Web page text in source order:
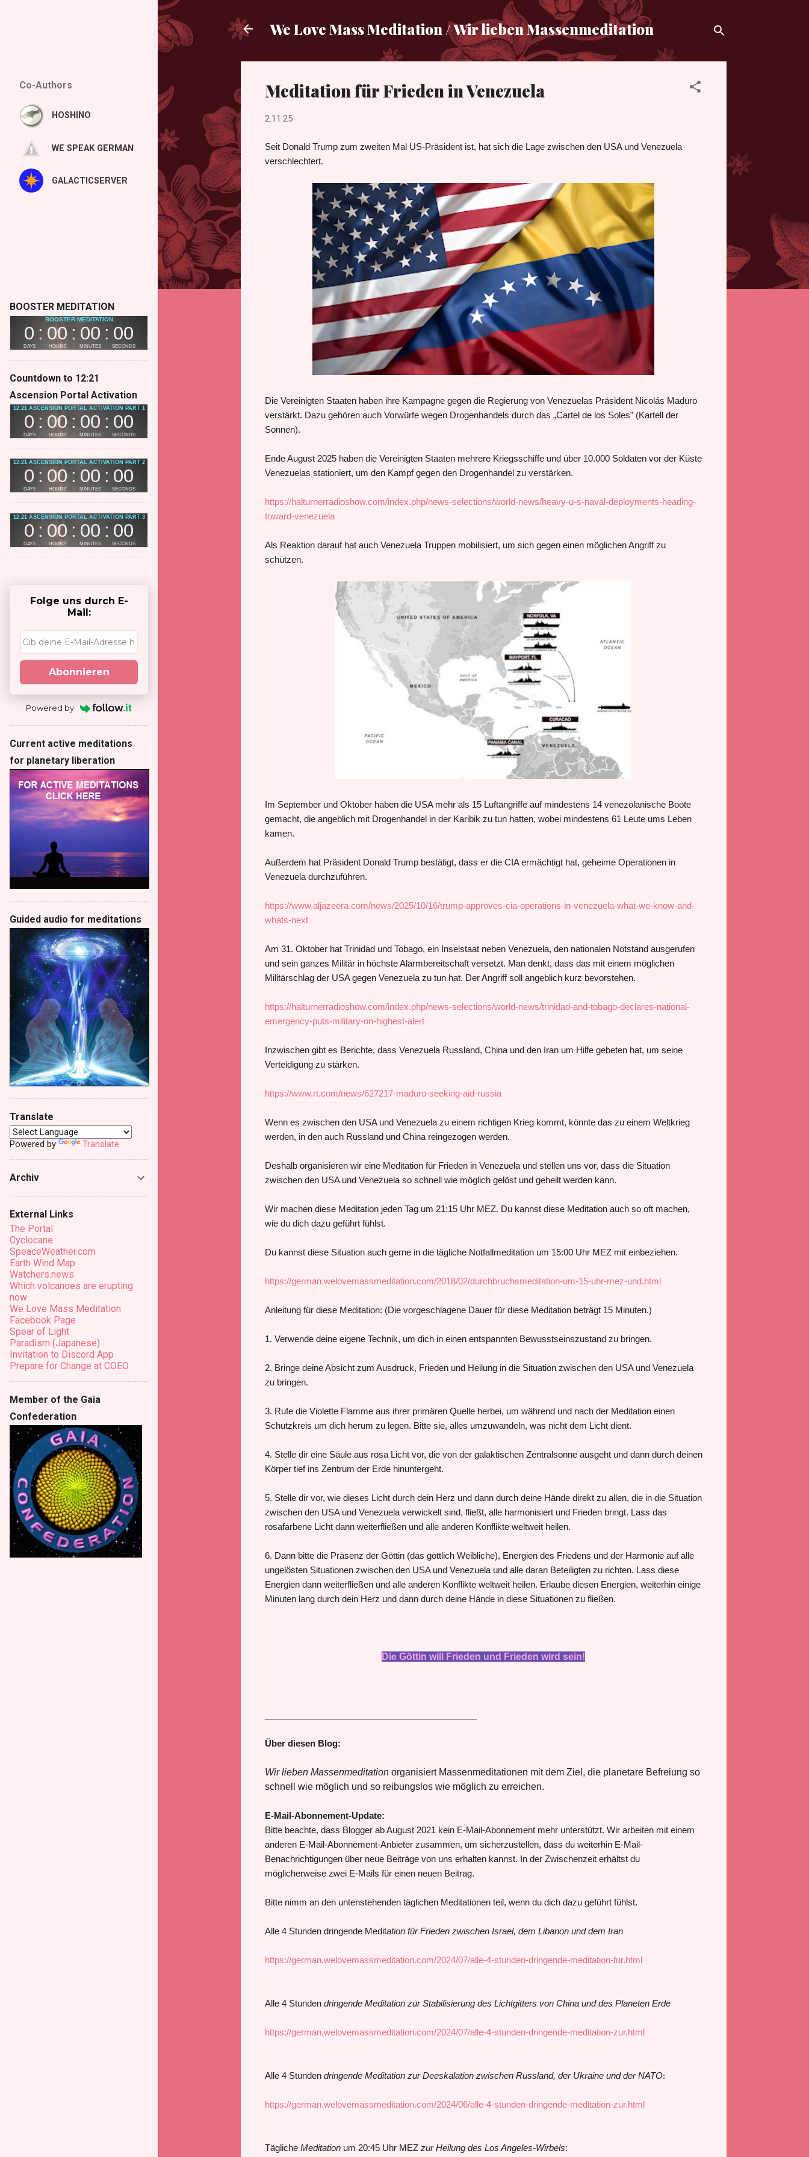
We Love Mass Meditation / Wir lieben Massenmeditation
Meditation für Frieden in Venezuela
2.11.25
Seit Donald Trump zum zweiten Mal US-Präsident ist, hat sich die Lage zwischen den USA und Venezuela
verschlechtert.
Die Vereinigten Staaten haben ihre Kampagne gegen die Regierung von Venezuelas Präsident Nicolás Maduro
verstärkt. Dazu gehören auch Vorwürfe wegen Drogenhandels durch das „Cartel de los Soles” (Kartell der
Sonnen).
Ende August 2025 haben die Vereinigten Staaten mehrere Kriegsschiffe und über 10.000 Soldaten vor der Küste
Venezuelas stationiert, um den Kampf gegen den Drogenhandel zu verstärken.
https://halturnerradioshow.com/index.php/news-selections/world-news/heavy-u-s-naval-deployments-heading-
toward-venezuela
Als Reaktion darauf hat auch Venezuela Truppen mobilisiert, um sich gegen einen möglichen Angriff zu
schützen.
Im September und Oktober haben die USA mehr als 15 Luftangriffe auf mindestens 14 venezolanische Boote
gemacht, die angeblich mit Drogenhandel in der Karibik zu tun hatten, wobei mindestens 61 Leute ums Leben
kamen.
Außerdem hat Präsident Donald Trump bestätigt, dass er die CIA ermächtigt hat, geheime Operationen in
Venezuela durchzuführen.
https://www.aljazeera.com/news/2025/10/16/trump-approves-cia-operations-in-venezuela-what-we-know-and-
whats-next
Am 31. Oktober hat Trinidad und Tobago, ein Inselstaat neben Venezuela, den nationalen Notstand ausgerufen
und sein ganzes Militär in höchste Alarmbereitschaft versetzt. Man denkt, dass das mit einem möglichen
Militärschlag der USA gegen Venezuela zu tun hat. Der Angriff soll angeblich kurz bevorstehen.
https://halturnerradioshow.com/index.php/news-selections/world-news/trinidad-and-tobago-declares-national-
emergency-puts-military-on-highest-alert
Inzwischen gibt es Berichte, dass Venezuela Russland, China und den Iran um Hilfe gebeten hat, um seine
Verteidigung zu stärken.
https://www.rt.com/news/627217-maduro-seeking-aid-russia
Wenn es zwischen den USA und Venezuela zu einem richtigen Krieg kommt, könnte das zu einem Weltkrieg
werden, in den auch Russland und China reingezogen werden.
Deshalb organisieren wir eine Meditation für Frieden in Venezuela und stellen uns vor, dass die Situation
zwischen den USA und Venezuela so schnell wie möglich gelöst und geheilt werden kann.
Wir machen diese Meditation jeden Tag um 21:15 Uhr MEZ. Du kannst diese Meditation auch so oft machen,
wie du dich dazu geführt fühlst.
Du kannst diese Situation auch gerne in die tägliche Notfallmeditation um 15:00 Uhr MEZ mit einbeziehen.
https://german.welovemassmeditation.com/2018/02/durchbruchsmeditation-um-15-uhr-mez-und.html
Anleitung für diese Meditation: (Die vorgeschlagene Dauer für diese Meditation beträgt 15 Minuten.)
1. Verwende deine eigene Technik, um dich in einen entspannten Bewusstseinszustand zu bringen.
2. Bringe deine Absicht zum Ausdruck, Frieden und Heilung in die Situation zwischen den USA und Venezuela
zu bringen.
3. Rufe die Violette Flamme aus ihrer primären Quelle herbei, um während und nach der Meditation einen
Schutzkreis um dich herum zu legen. Bitte sie, alles umzuwandeln, was nicht dem Licht dient.
4. Stelle dir eine Säule aus rosa Licht vor, die von der galaktischen Zentralsonne ausgeht und dann durch deinen
Körper tief ins Zentrum der Erde hinuntergeht.
5. Stelle dir vor, wie dieses Licht durch dein Herz und dann durch deine Hände direkt zu allen, die in die Situation
zwischen den USA und Venezuelaverwickelt sind, fließt, alle harmonisiert und Frieden bringt. Lass das
rosafarbene Licht dann weiterfließen und alle anderen Konflikte weltweit heilen.
6. Dann bitte die Präsenz der Göttin (das göttlich Weibliche), Energien des Friedens und der Harmonie auf alle
ungelösten Situationen zwischen den USA und Venezuelaund alle daran Beteiligten zu richten. Lass diese
Energien dann weiterfließen und alle anderen Konflikte weltweit heilen. Erlaube diesen Energien, weiterhin einige
Minuten lang durch dein Herz und dann durch deine Hände in diese Situationen zu fließen.
Die Göttin will Frieden und Frieden wird sein!
Über diesen Blog:
Wir lieben Massenmeditationorganisiert Massenmeditationen mit dem Ziel, die planetare Befreiung so
schnell wie möglich und so reibungslos wie möglich zu erreichen.
E-Mail-Abonnement-Update:
Bitte beachte, dass Blogger ab August 2021 kein E-Mail-Abonnement mehr unterstützt. Wir arbeiten mit einem
anderen E-Mail-Abonnement-Anbieter zusammen, um sicherzustellen, dass du weiterhin E-Mail-
Benachrichtigungen über neue Beiträge von uns erhalten kannst. In der Zwischenzeit erhältst du
möglicherweise zwei E-Mails für einen neuen Beitrag.
Bitte nimm an den untenstehenden täglichen Meditationen teil, wenn du dich dazu geführt fühlst.
Alle 4 Stunden dringende Meditation für Frieden zwischen Israel, dem Libanon und dem Iran
https://german.welovemassmeditation.com/2024/07/alle-4-stunden-dringende-meditation-fur.html
Alle 4 Stunden dringende Meditation zur Stabilisierung des Lichtgitters von China und des Planeten Erde
https://german.welovemassmeditation.com/2024/07/alle-4-stunden-dringende-meditation-zur.html
Alle 4 Stunden dringende Meditation zur Deeskalation zwischen Russland, der Ukraine und der NATO:
https://german.welovemassmeditation.com/2024/06/alle-4-stunden-dringende-meditation-zur.html
Tägliche Meditationum 20:45 Uhr MEZ zur Heilung des Los Angeles-Wirbels:
Co-Authors
HOSHINO
WE SPEAK GERMAN
GALACTICSERVER
BOOSTER MEDITATION
Countdown to 12:21
Ascension Portal Activation
Folge uns durch E-
Mail:
Abonnieren
Powered by
Current active meditations
for planetary liberation
Guided audio for meditations
Translate
Powered by Translate
Archiv
External Links
The Portal
Cyclocane
SpeaceWeather.com
Earth Wind Map
Watchers.news
Which volcanoes are erupting
now
We Love Mass Meditation
Facebook Page
Spear of Light
Paradism (Japanese)
Invitation to Discord App
Prepare for Change at COEO
Member of the Gaia
Confederation